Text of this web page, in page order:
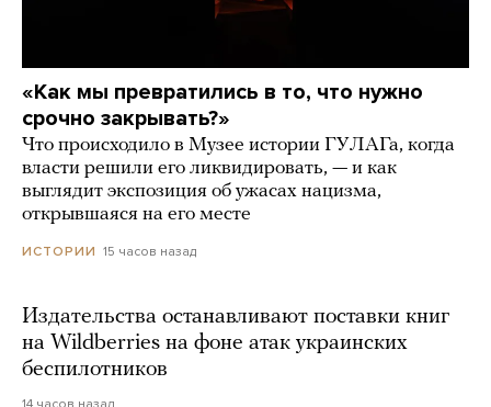
«Как мы превратились в то, что нужно
срочно закрывать?»
Что происходило в Музее истории ГУЛАГа, когда
власти решили его ликвидировать, — и как
выглядит экспозиция об ужасах нацизма,
открывшаяся на его месте
ИСТОРИИ 15 часов назад
Издательства останавливают поставки книг
на Wildberries на фоне атак украинских
беспилотников
14 часов назад